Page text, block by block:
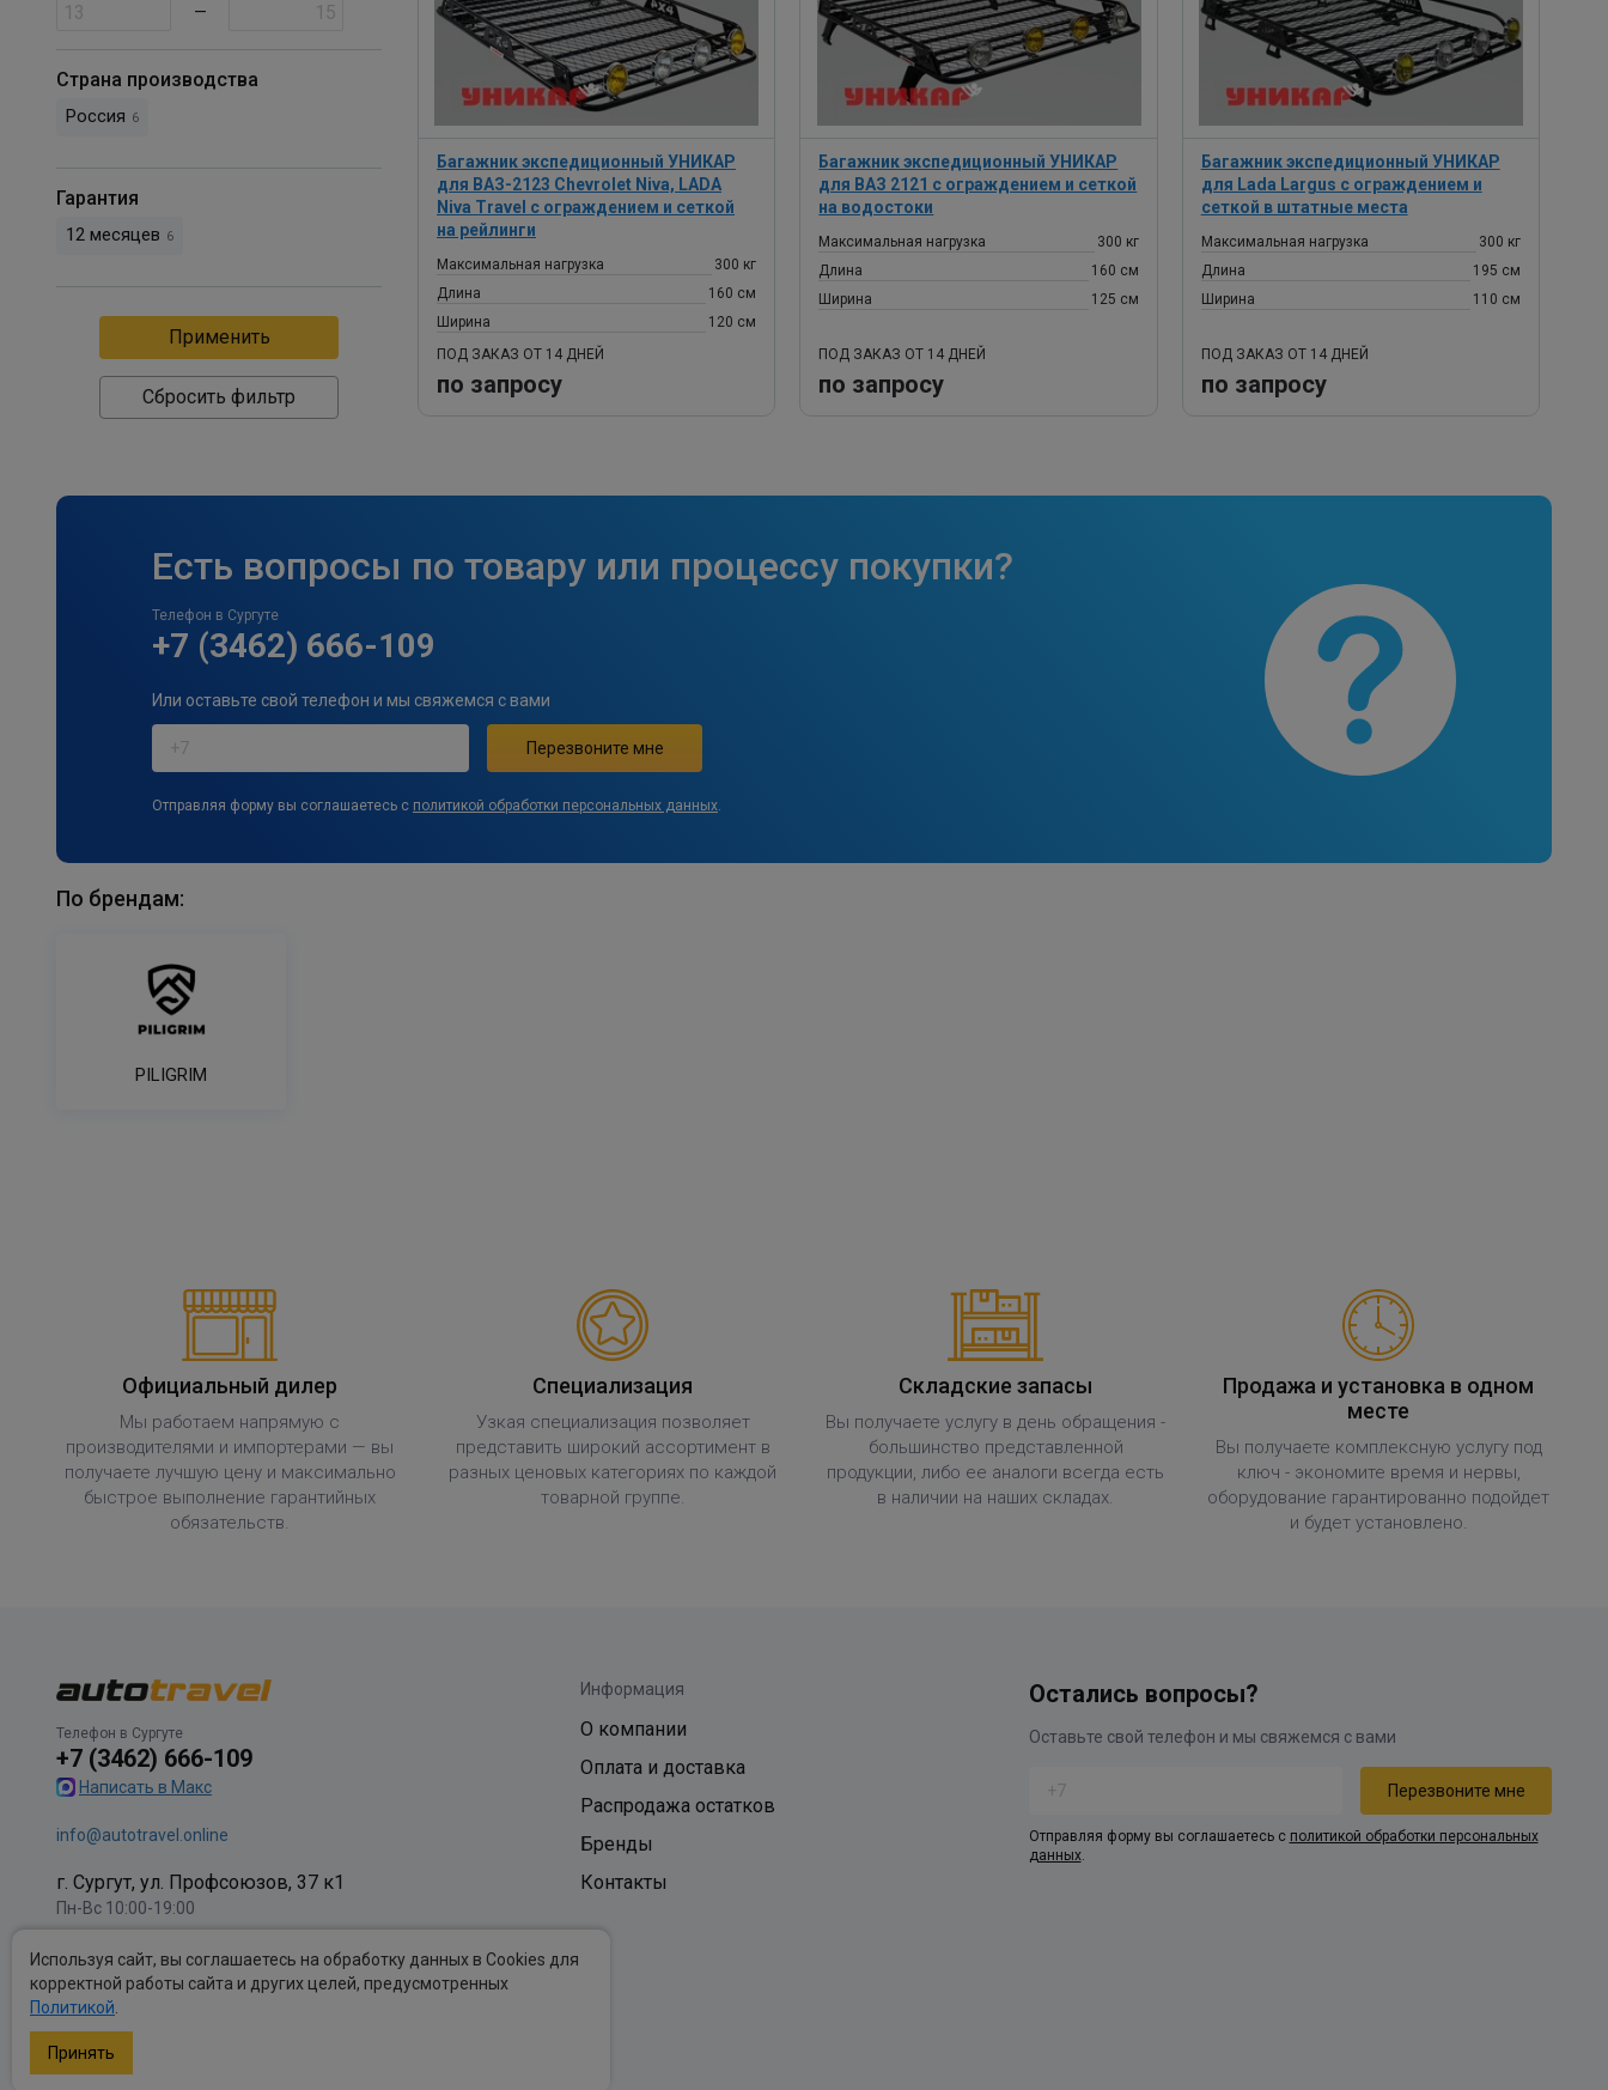
—
Страна производства
Россия 6
Гарантия
12 месяцев 6
Сбросить фильтр
Багажник экспедиционный УНИКАР
для ВАЗ-2123 Chevrolet Niva, LADA
Niva Travel с ограждением и сеткой
на рейлинги
Максимальная нагрузка
300 кг
Длина
160 см
Ширина
120 см
ПОД ЗАКАЗ ОТ 14 ДНЕЙ
по запросу
Багажник экспедиционный УНИКАР
для ВАЗ 2121 с ограждением и сеткой
на водостоки
Максимальная нагрузка
300 кг
Длина
160 см
Ширина
125 см
ПОД ЗАКАЗ ОТ 14 ДНЕЙ
по запросу
Багажник экспедиционный УНИКАР
для Lada Largus с ограждением и
сеткой в штатные места
Максимальная нагрузка
300 кг
Длина
195 см
Ширина
110 см
ПОД ЗАКАЗ ОТ 14 ДНЕЙ
по запросу
Есть вопросы по товару или процессу покупки?
Телефон в Сургуте
+7 (3462) 666-109
Или оставьте свой телефон и мы свяжемся с вами
Отправляя форму вы соглашаетесь с политикой обработки персональных данных.
По брендам:
PILIGRIM
Официальный дилер
Мы работаем напрямую с
производителями и импортерами — вы
получаете лучшую цену и максимально
быстрое выполнение гарантийных
обязательств.
Специализация
Узкая специализация позволяет
представить широкий ассортимент в
разных ценовых категориях по каждой
товарной группе.
Складские запасы
Вы получаете услугу в день обращения -
большинство представленной
продукции, либо ее аналоги всегда есть
в наличии на наших складах.
Продажа и установка в одном
месте
Вы получаете комплексную услугу под
ключ - экономите время и нервы,
оборудование гарантированно подойдет
и будет установлено.
Телефон в Сургуте
+7 (3462) 666-109
Написать в Макс
info@autotravel.online
г. Сургут, ул. Профсоюзов, 37 к1
Пн-Вс 10:00-19:00
Информация
О компании
Оплата и доставка
Распродажа остатков
Бренды
Контакты
Остались вопросы?
Отправляя форму вы соглашаетесь с политикой обработки персональных
данных.
Copyright autotravel © 2026 Все права защищены
Используя сайт, вы соглашаетесь на обработку данных в Cookies для
корректной работы сайта и других целей, предусмотренных
Политикой
Принять